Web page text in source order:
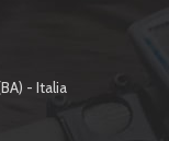
- Italia